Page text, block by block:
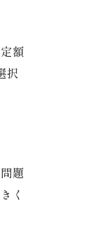
額
択
題
く